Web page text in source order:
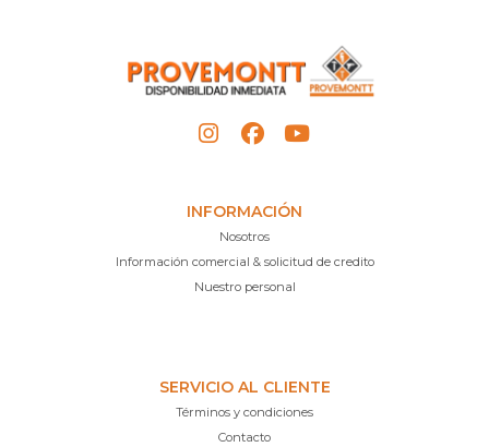
INFORMACIÓN
Nosotros
Información comercial & solicitud de credito
Nuestro personal
SERVICIO AL CLIENTE
Términos y condiciones
Contacto